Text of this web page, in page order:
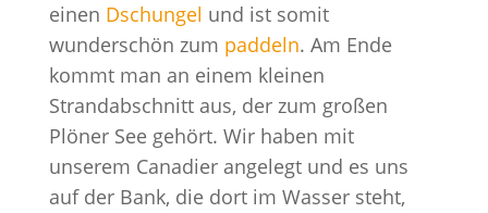
einen Dschungel und ist somit
wunderschön zum paddeln. Am Ende
kommt man an einem kleinen
Strandabschnitt aus, der zum großen
Plöner See gehört. Wir haben mit
unserem Canadier angelegt und es uns
auf der Bank, die dort im Wasser steht,